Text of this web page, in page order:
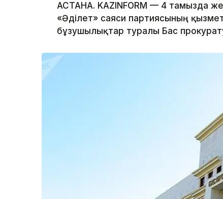
АСТАНА. KAZINFORM — 4 тамызда
«Әділет» саяси партиясының
бұзушылықтар туралы Бас